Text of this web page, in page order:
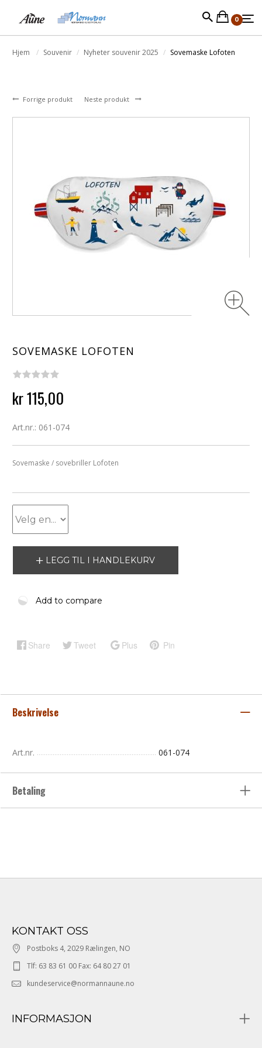
0
Hjem Souvenir Nyheter souvenir 2025 Sovemaske Lofoten
Forrige produkt Neste produkt
SOVEMASKE LOFOTEN
kr 115,00
Art.nr.: 061-074
Sovemaske / sovebriller Lofoten
LEGG TIL I HANDLEKURV
Add to compare
Share Tweet Plus Pin
Beskrivelse
Art.nr. 061-074
Betaling
KONTAKT OSS
Postboks 4, 2029 Rælingen, NO
Tlf: 63 83 61 00 Fax: 64 80 27 01
kundeservice@normannaune.no
INFORMASJON